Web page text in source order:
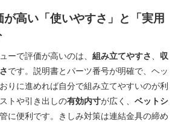
が高い「使いやすさ」と「実用
ーで評価が高いのは、 組み立てやすさ、 収
です。説明書とパーツ番号が明確で、ヘッ
りに進めれば自分で組み立てやすいのが利
トや引き出しの有効内寸が広く、 ベットシ
に便利です。きしみ対策は連結金具の締め